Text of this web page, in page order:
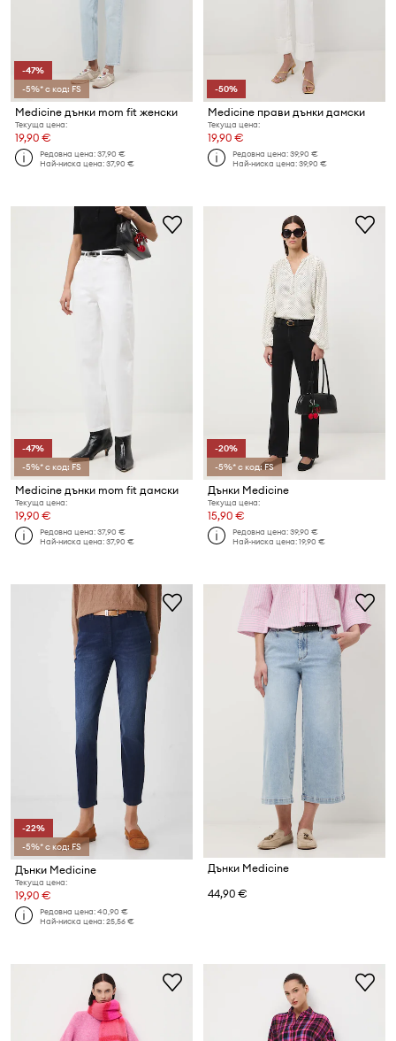
-47%
-5%* с код: FS
Medicine дънки mom fit женски
Текуща цена:
19,90 €
Редовна цена:37,90 €
Най-ниска цена:37,90 €
-50%
Medicine прави дънки дамски
Текуща цена:
19,90 €
Редовна цена:39,90 €
Най-ниска цена:39,90 €
-47%
-5%* с код: FS
Medicine дънки mom fit дамски
Текуща цена:
19,90 €
Редовна цена:37,90 €
Най-ниска цена:37,90 €
-20%
-5%* с код: FS
Дънки Medicine
Текуща цена:
15,90 €
Редовна цена:39,90 €
Най-ниска цена:19,90 €
-22%
-5%* с код: FS
Дънки Medicine
Текуща цена:
19,90 €
Редовна цена:40,90 €
Най-ниска цена:25,56 €
Дънки Medicine
44,90 €